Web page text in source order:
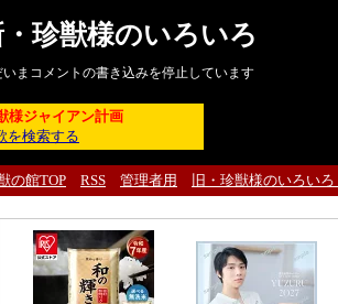
・珍獣様のいろいろ
いまコメントの書き込みを停止しています
様ジャイアン計画
を検索する
の館TOP RSS 管理者用 旧・珍獣様のいろい